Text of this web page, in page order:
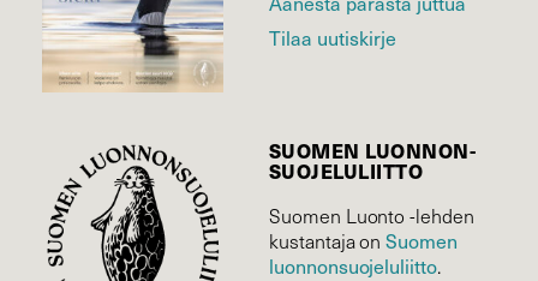
Tilaa uutiskirje
SUOMEN LUONNON­
SUOJELU­LIITTO
Suomen Luonto -lehden
kustantaja onSuomen
luonnonsuojelu­liitto.